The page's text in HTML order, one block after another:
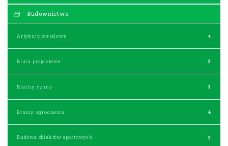
Budownictwo
Artykuły metalowe 4
Biura projektowe 2
Blachy, rynny 3
Bramy, ogrodzenia 4
Budowa obiektów sportowych 2